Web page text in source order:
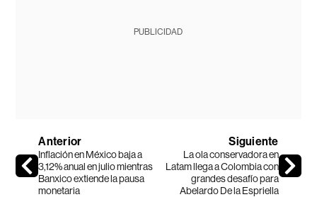
PUBLICIDAD
Anterior
Inflación en México baja a
3,12% anual en julio mientras
Banxico extiende la pausa
monetaria
Siguiente
La ola conservadora en
Latam llega a Colombia con
grandes desafío para
Abelardo De la Espriella